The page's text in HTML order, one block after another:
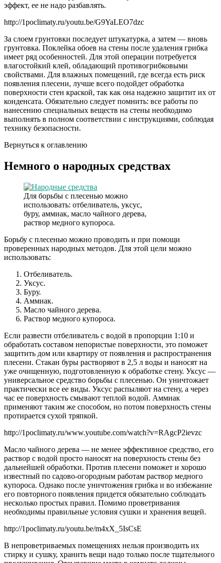
эффект, ее не надо разбавлять.
http://1poclimaty.ru/youtu.be/G9YaLEO7dzc
За слоем грунтовки последует штукатурка, а затем — вновь
грунтовка. Поклейка обоев на стены после удаления грибка
имеет ряд особенностей. Для этой операции потребуется
влагостойкий клей, обладающий противогрибковыми
свойствами. Для влажных помещений, где всегда есть риск
появления плесени, лучше всего подойдет обработка
поверхности стен краской, так как она надежно защитит их от
конденсата. Обязательно следует помнить: все работы по
нанесению специальных веществ на стены необходимо
выполнять в полном соответствии с инструкциями, соблюдая
технику безопасности.
Вернуться к оглавлению
Немного о народных средствах
Для борьбы с плесенью можно
использовать: отбеливатель, уксус,
буру, аммиак, масло чайного дерева,
раствор медного купороса.
Борьбу с плесенью можно проводить и при помощи
проверенных народных методов. Для этой цели можно
использовать:
Отбеливатель.
Уксус.
Буру.
Аммиак.
Масло чайного дерева.
Раствор медного купороса.
Если развести отбеливатель с водой в пропорции 1:10 и
обработать составом непористые поверхности, это поможет
защитить дом или квартиру от появления и распространения
плесени. Стакан буры растворяют в 2,5 л воды и наносят на
уже очищенную, подготовленную к обработке стену. Уксус —
универсальное средство борьбы с плесенью. Он уничтожает
практически все ее виды. Уксус распыляют на стену, а через
час ее поверхность смывают теплой водой. Аммиак
применяют таким же способом, но потом поверхность стены
протирается сухой тряпкой.
http://1poclimaty.ru/www.youtube.com/watch?v=RAgcP2ievzc
Масло чайного дерева — не менее эффективное средство, его
раствор с водой просто наносят на поверхность стены без
дальнейшей обработки. Против плесени поможет и хорошо
известный по садово-огородным работам раствор медного
купороса. Однако после уничтожения грибка и во избежание
его повторного появления придется обязательно соблюдать
несколько простых правил. Помимо проветривания
необходимы правильные условия сушки и хранения вещей.
http://1poclimaty.ru/youtu.be/m4xX_5IsCsE
В непроветриваемых помещениях нельзя производить их
стирку и сушку, хранить вещи надо только после тщательного